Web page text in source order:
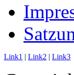
Link1 | Link2 | Link3